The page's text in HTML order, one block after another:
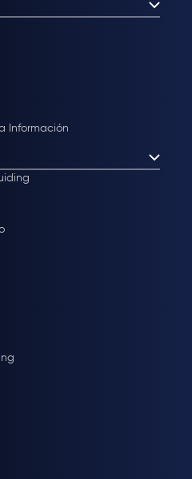
Información